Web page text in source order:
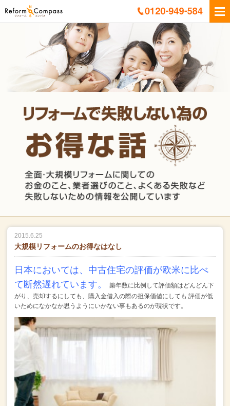
2015.6.25
大規模リフォームのお得なはなし
日本においては、中古住宅の評価が欧米に比べ
て断然遅れています。
築年数に比例して評価額はどんどん下
がり、売却するにしても、購入金借入の際の担保価値にしても 評価が低
いためになかなか思うようにいかない事もあるのが現状です。